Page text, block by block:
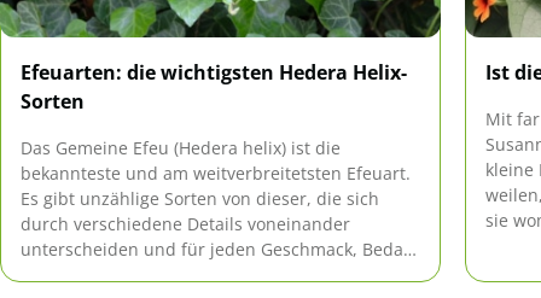
Efeuarten: die wichtigsten Hedera Helix-
Sorten
Das Gemeine Efeu (Hedera helix) ist die
bekannteste und am weitverbreitetsten Efeuart.
Es gibt unzählige Sorten von dieser, die sich
durch verschiedene Details voneinander
unterscheiden und für jeden Geschmack, Bedarf
Ist
Mit
kleine
sie